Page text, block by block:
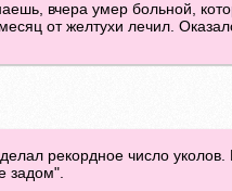
вчера умер больной,
от желтухи лечил.
рекордное число
задом".